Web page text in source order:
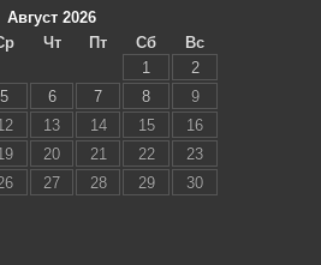
Август 2026
Чт Пт Сб
Вс
1
2
5 6 7 8
9
13 14 15
16
20 21 22
23
27 28 29
30